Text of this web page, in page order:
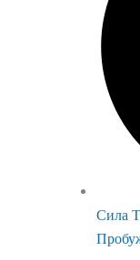
Сила